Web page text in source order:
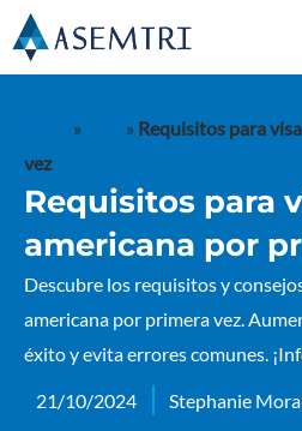
al
» » Requisitos para
vez
Requisitos para
americana por
Descubre los requisitos y
americana por primera vez.
éxito y evita errores comunes.
21/10/2024 Stephanie